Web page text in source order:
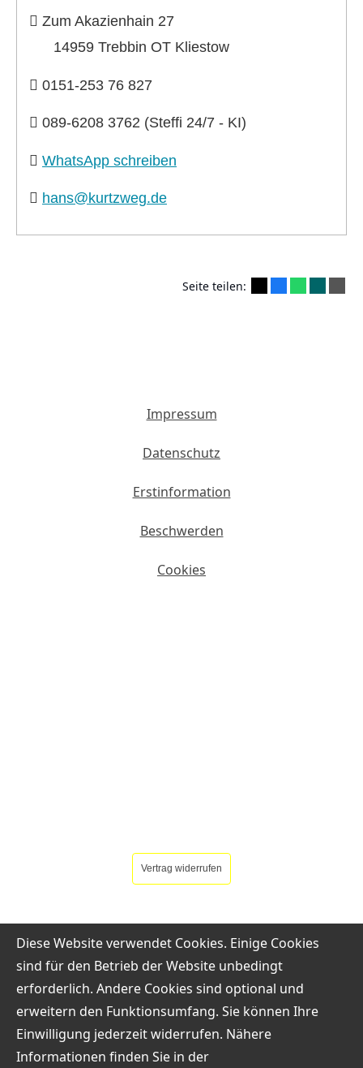
Zum Akazienhain 27
14959 Trebbin OT Kliestow
0151-253 76 827
089-6208 3762 (Steffi 24/7 - KI)
WhatsApp schreiben
hans@kurtzweg.de
Seite teilen:
Impressum
Datenschutz
Erstinformation
Beschwerden
Cookies
Vertrag widerrufen
Diese Website verwendet Cookies. Einige Cookies
sind für den Betrieb der Website unbedingt
erforderlich. Andere Cookies sind optional und
erweitern den Funktionsumfang. Sie können Ihre
Einwilligung jederzeit widerrufen. Nähere
Informationen finden Sie in der